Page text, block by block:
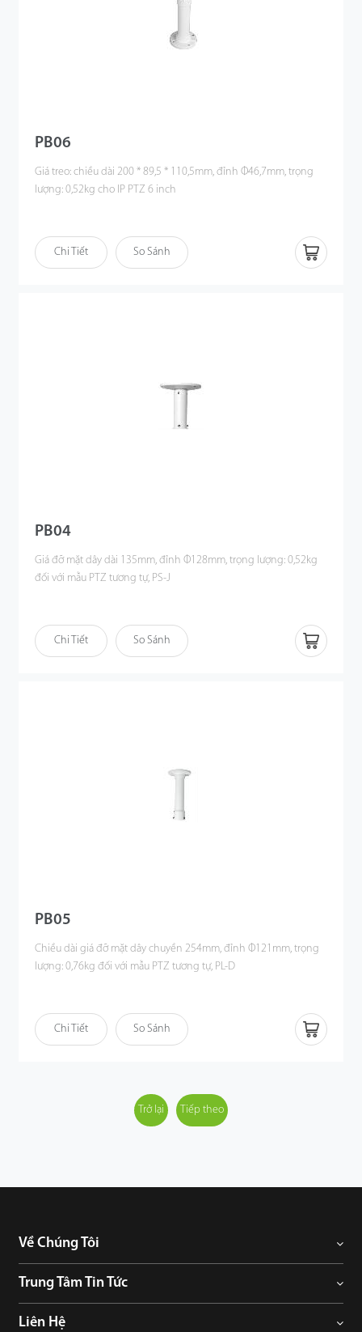
PB06
Giá treo: chiều dài 200 * 89,5 * 110,5mm, đỉnh Φ46,7mm, trọng
lượng: 0,52kg cho IP PTZ 6 inch
Chi Tiết So Sánh
PB04
Giá đỡ mặt dây dài 135mm, đỉnh Φ128mm, trọng lượng: 0,52kg
đối với mẫu PTZ tương tự, PS-J
Chi Tiết So Sánh
PB05
Chiều dài giá đỡ mặt dây chuyền 254mm, đỉnh Φ121mm, trọng
lượng: 0,76kg đối với mẫu PTZ tương tự, PL-D
Chi Tiết So Sánh
Trở lại Tiếp theo
Về Chúng Tôi
Trung Tâm Tin Tức
Liên Hệ